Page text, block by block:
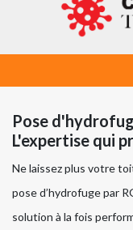
Pose
L'expertise qui
Ne laissez plus votre
pose d’hydrofuge par
solution à la fois